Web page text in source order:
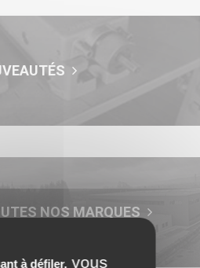
à défiler, vous
NOS MARQUES